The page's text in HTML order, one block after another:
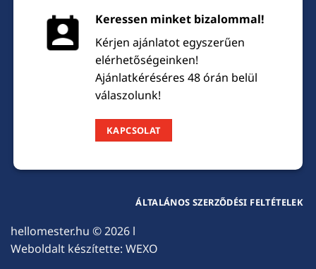
Keressen minket bizalommal!
Kérjen ajánlatot egyszerűen
elérhetőségeinken!
Ajánlatkéréséres 48 órán belül
válaszolunk!
KAPCSOLAT
hellomester.hu © 2026 l
Weboldalt készítette: WEXO
ÁLTALÁNOS SZERZŐDÉSI FELTÉTELEK